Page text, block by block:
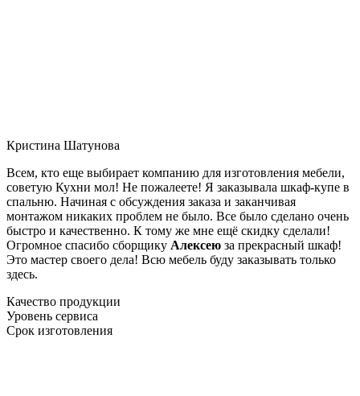
Кристина Шатунова
Всем, кто еще выбирает компанию для изготовления мебели,
советую Кухни мол! Не пожалеете! Я заказывала шкаф-купе в
спальню. Начиная с обсуждения заказа и заканчивая
монтажом никаких проблем не было. Все было сделано очень
быстро и качественно. К тому же мне ещё скидку сделали!
Огромное спасибо сборщику Алексею за прекрасный шкаф!
Это мастер своего дела! Всю мебель буду заказывать только
здесь.
Качество продукции
Уровень сервиса
Срок изготовления